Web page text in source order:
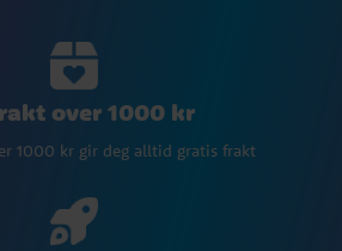
over 1000 kr
1000 kr gir deg alltid gratis frakt